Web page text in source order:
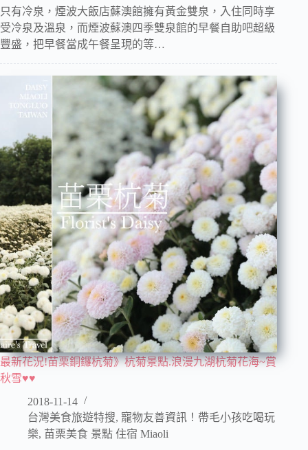
只有冷泉，煙波大飯店蘇澳館擁有黃金雙泉，入住同時享
受冷泉及溫泉，而煙波蘇澳四季雙泉館的早餐自助吧超級
豐盛，把早餐當成午餐呈現的等…
最新花況!苗栗銅鑼杭菊》杭菊景點.浪漫九湖杭菊花海~賞
秋雪♥♥
2018-11-14
台灣美食旅遊特搜, 寵物友善資訊！帶毛小孩吃喝玩
樂, 苗栗美食 景點 住宿 Miaoli